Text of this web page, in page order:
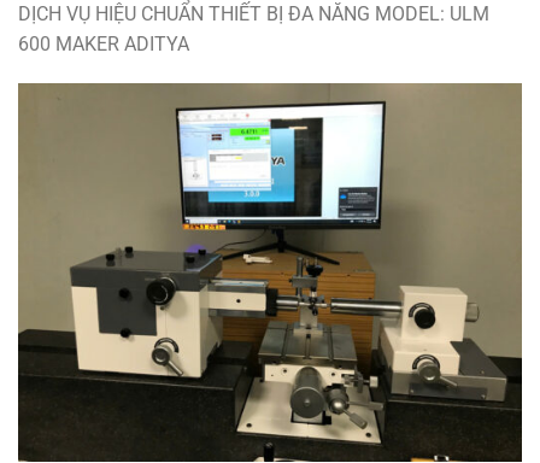
DỊCH VỤ HIỆU CHUẨN THIẾT BỊ ĐA NĂNG MODEL: ULM
600 MAKER ADITYA